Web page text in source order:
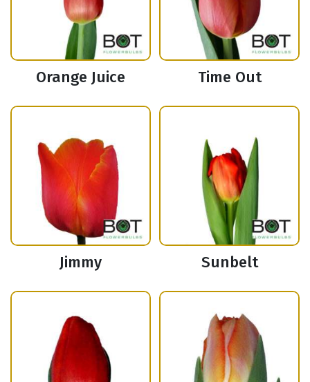
Orange Juice Time Out
Jimmy Sunbelt